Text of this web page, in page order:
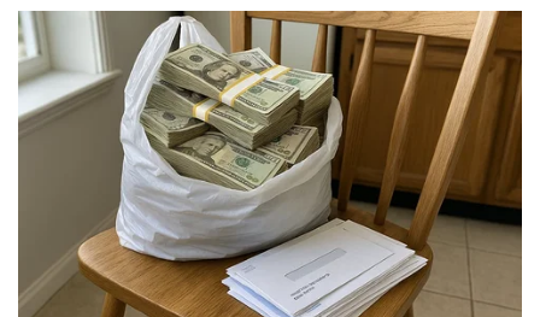
Thế giới thể thao
eSports
Hậu trường
Tư vấn